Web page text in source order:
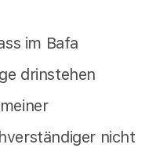
im Bafa
drinstehen
nicht